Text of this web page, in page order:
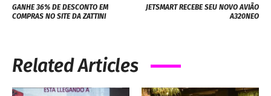
GANHE 36% DE DESCONTO EM
COMPRAS NO SITE DA ZATTINI
JETSMART RECEBE SEU NOVO AVIÃO
A320NEO
Related Articles